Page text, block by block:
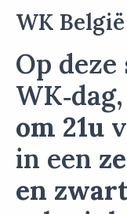
WK
Op deze
WK‑dag,
om 21u
in een
en